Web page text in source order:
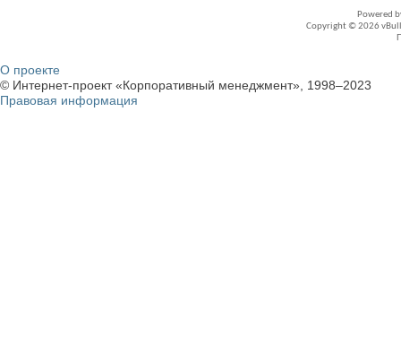
Powered
Copyright © 2026
О проекте
© Интернет-проект «Корпоративный менеджмент», 1998–2023
Правовая информация